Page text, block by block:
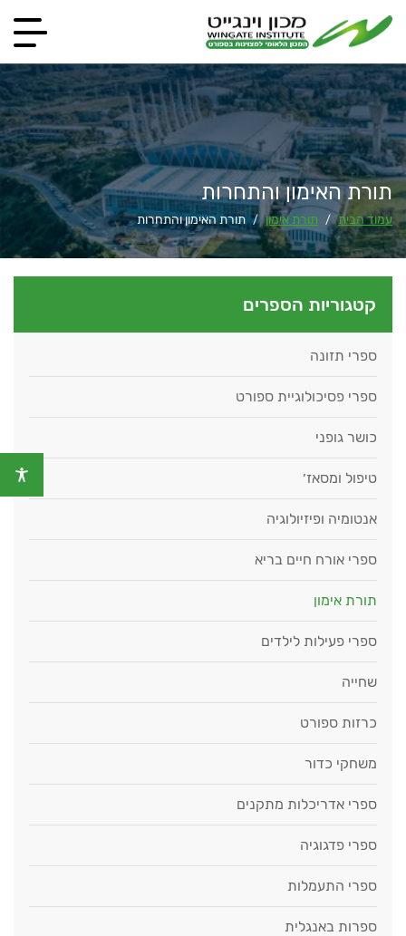
תורת האימון והתחרות
עמוד הבית / תורת אימון / תורת האימון והתחרות
קטגוריות הספרים
ספרי תזונה
ספרי פסיכולוגיית ספורט
כושר גופני
טיפול ומסאז׳
אנטומיה ופיזיולוגיה
ספרי אורח חיים בריא
תורת אימון
ספרי פעילות לילדים
שחייה
כרזות ספורט
משחקי כדור
ספרי אדריכלות מתקנים
ספרי פדגוגיה
ספרי התעמלות
ספרות באנגלית